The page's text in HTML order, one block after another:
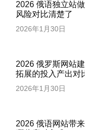
2026 俄语独立站
风险对比清楚了
2026年1月30日
2026 俄罗斯网站
拓展的投入产出对
2026年1月30日
2026 俄语网站带